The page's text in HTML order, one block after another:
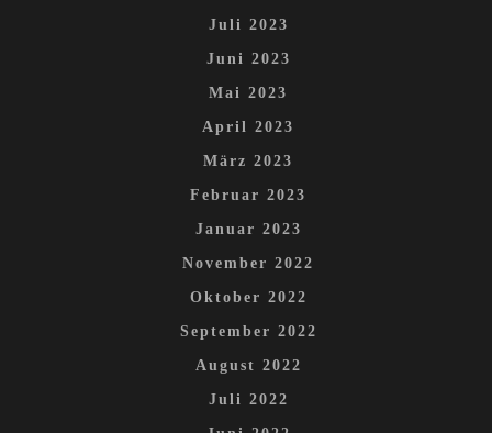
Juli 2023
Juni 2023
Mai 2023
April 2023
März 2023
Februar 2023
Januar 2023
November 2022
Oktober 2022
September 2022
August 2022
Juli 2022